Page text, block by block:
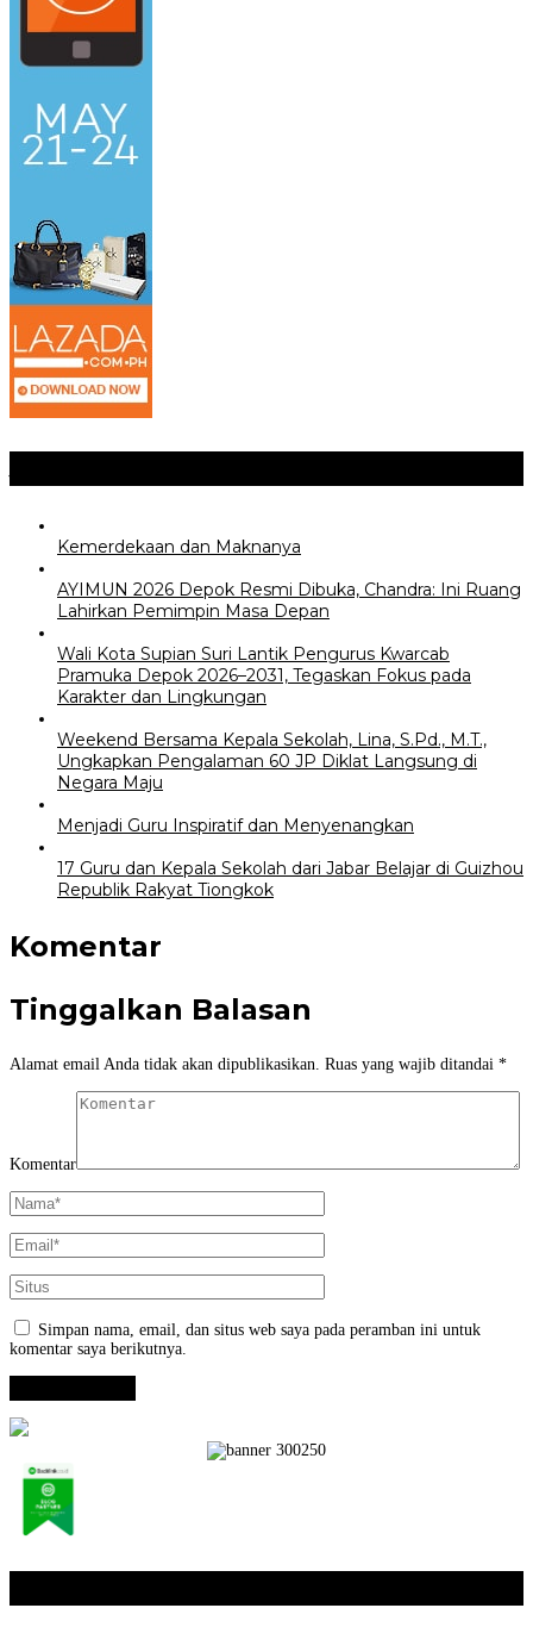
Kemerdekaan dan Maknanya
AYIMUN 2026 Depok Resmi Dibuka, Chandra: Ini Ruang
Lahirkan Pemimpin Masa Depan
Wali Kota Supian Suri Lantik Pengurus Kwarcab
Pramuka Depok 2026–2031, Tegaskan Fokus pada
Karakter dan Lingkungan
Weekend Bersama Kepala Sekolah, Lina, S.Pd., M.T.,
Ungkapkan Pengalaman 60 JP Diklat Langsung di
Negara Maju
Menjadi Guru Inspiratif dan Menyenangkan
17 Guru dan Kepala Sekolah dari Jabar Belajar di Guizhou
Republik Rakyat Tiongkok
Komentar
Tinggalkan Balasan
Alamat email Anda tidak akan dipublikasikan. Ruas yang wajib ditandai *
Komentar
Simpan nama, email, dan situs web saya pada peramban ini untuk
komentar saya berikutnya.